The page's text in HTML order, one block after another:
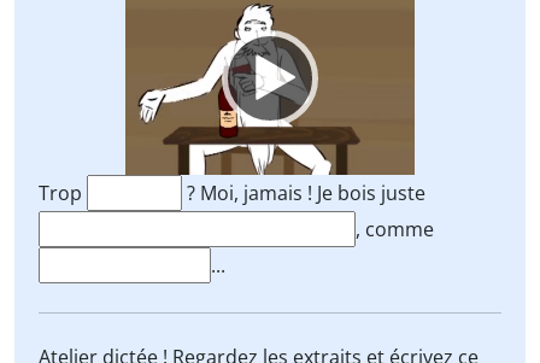
Trop
? Moi, jamais ! Je bois juste
, comme
...
Atelier dictée ! Regardez les extraits et écrivez ce